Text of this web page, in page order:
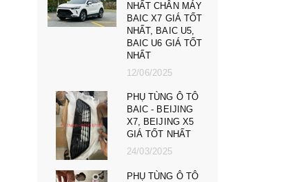
NHẤT CHÂN MÁY
BAIC X7 GIÁ TỐT
NHẤT, BAIC U5,
BAIC U6 GIÁ TỐT
NHẤT
12/06/2025
PHỤ TÙNG Ô TÔ
BAIC - BEIJING
X7, BEIJING X5
GIÁ TỐT NHẤT
24/03/2025
PHỤ TÙNG Ô TÔ